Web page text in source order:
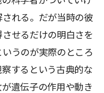
れる。だが当時の彼
せるだけの明白さを
うのが実際のところ
するという古典的な
遺伝子の作用や動き